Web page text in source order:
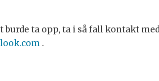
ta opp, ta i så fall kontakt
.